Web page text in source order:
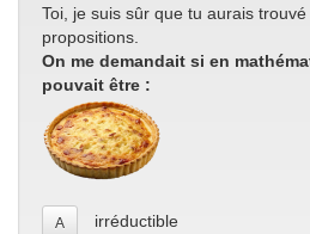
Toi, je suis sûr que tu aurais
propositions.
On me demandait si en
pouvait être :
A irréductible